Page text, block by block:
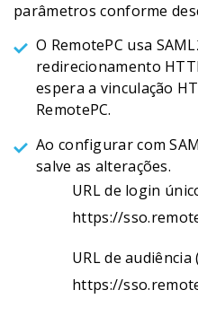
parâmetros conforme
O RemotePC usa
redirecionamento
espera a vinculação
RemotePC.
Ao configurar com
salve as alterações.
URL de login
https://
URL de audiência
https://